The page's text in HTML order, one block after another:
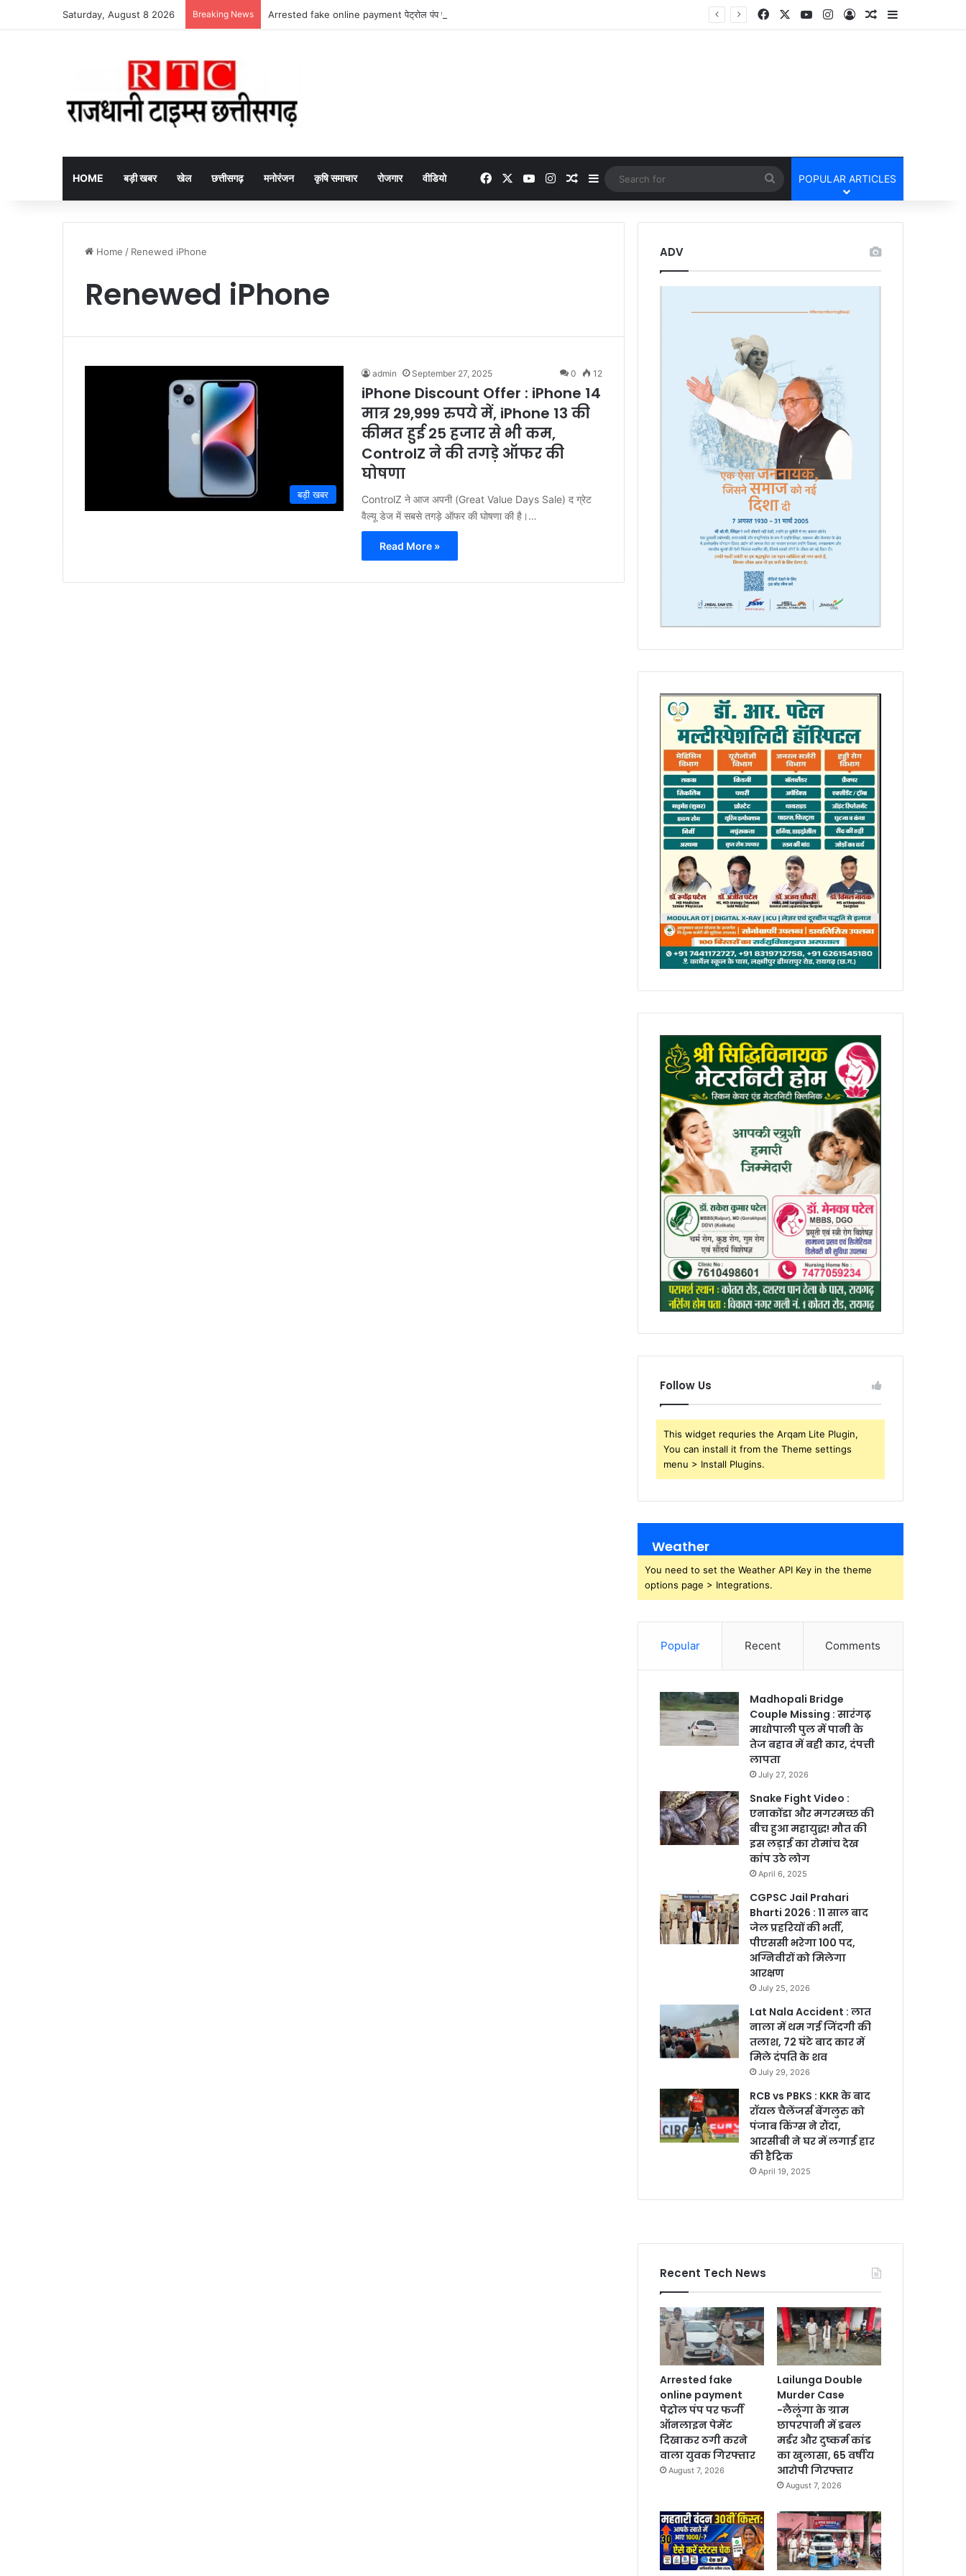
Saturday, August 8 2026 Breaking News Arrested fake online payment पेट्रोल पंप पर फर्जी ऑनलाइन पेमेंट दिखाकर ठगी करने वाला युवक गिरफ्तार FacebookYouTubeInstagram
Log InRandom Article
Sidebar
HOME बड़ी खबर खेल छत्तीसगढ़ मनोरंजन कृषि समाचार रोजगार वीडियो FacebookYouTubeInstagramRandom Article
Sidebar
Search
for
POPULAR ARTICLES
Home / Renewed iPhone
Renewed iPhone
बड़ी खबर
admin September 27, 2025 0 12
iPhone Discount Offer : iPhone 14
मात्र 29,999 रुपये में, iPhone 13 की
कीमत हुई 25 हजार से भी कम,
ControlZ ने की तगड़े ऑफर की
घोषणा
ControlZ ने आज अपनी (Great Value Days Sale) द ग्रेट
वैल्यू डेज में सबसे तगड़े ऑफर की घोषणा की है।…
Read More »
ADV
Follow Us
This widget requries the Arqam Lite Plugin,
You can install it from the Theme settings
menu > Install Plugins.
Weather
You need to set the Weather API Key in the theme
options page > Integrations.
Popular Recent Comments
Madhopali Bridge
Couple Missing : सारंगढ़
माधोपाली पुल में पानी के
तेज बहाव में बही कार, दंपत्ती
लापता
July 27, 2026
Snake Fight Video :
एनाकोंडा और मगरमच्छ की
बीच हुआ महायुद्ध! मौत की
इस लड़ाई का रोमांच देख
कांप उठे लोग
April 6, 2025
CGPSC Jail Prahari
Bharti 2026 : 11 साल बाद
जेल प्रहरियों की भर्ती,
पीएससी भरेगा 100 पद,
अग्निवीरों को मिलेगा
आरक्षण
July 25, 2026
Lat Nala Accident : लात
नाला में थम गई जिंदगी की
तलाश, 72 घंटे बाद कार में
मिले दंपति के शव
July 29, 2026
RCB vs PBKS : KKR के बाद
रॉयल चैलेंजर्स बेंगलुरु को
पंजाब किंग्स ने रौंदा,
आरसीबी ने घर में लगाई हार
की हैट्रिक
April 19, 2025
Recent Tech News
Arrested fake
online payment
पेट्रोल पंप पर फर्जी
ऑनलाइन पेमेंट
दिखाकर ठगी करने
वाला युवक गिरफ्तार
August 7, 2026
Lailunga Double
Murder Case
-लैलूंगा के ग्राम
छापरपानी में डबल
मर्डर और दुष्कर्म कांड
का खुलासा, 65 वर्षीय
आरोपी गिरफ्तार
August 7, 2026